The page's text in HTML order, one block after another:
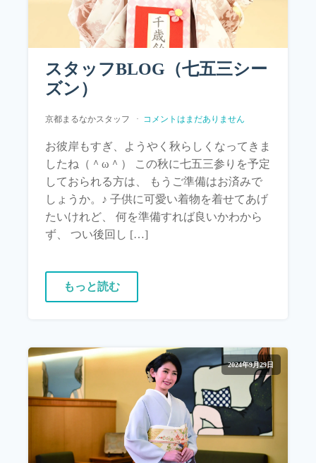
スタッフBLOG（七五三シー
ズン）
京都まるなかスタッフ コメントはまだありません
お彼岸もすぎ、ようやく秋らしくなってきま
したね（＾ω＾） この秋に七五三参りを予定
しておられる方は、 もうご準備はお済みで
しょうか。♪ 子供に可愛い着物を着せてあげ
たいけれど、 何を準備すれば良いかわから
ず、 つい後回し […]
もっと読む
2024年9月29日